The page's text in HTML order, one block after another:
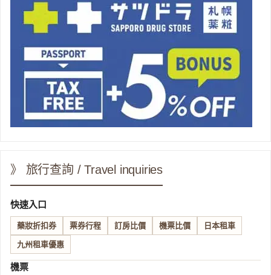
》 旅行查詢 / Travel inquiries
快速入口
藥妝折扣券 票券行程 訂房比價 機票比價 日本租車
九州租車優惠
機票